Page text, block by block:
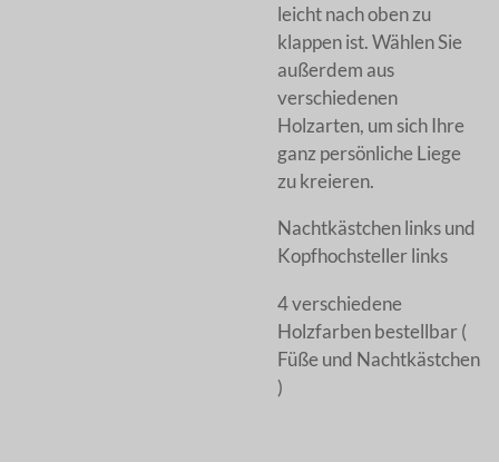
leicht nach oben zu
klappen ist. Wählen Sie
außerdem aus
verschiedenen
Holzarten, um sich Ihre
ganz persönliche Liege
zu kreieren.
Nachtkästchen links und
Kopfhochsteller links
4 verschiedene
Holzfarben bestellbar (
Füße und Nachtkästchen
)